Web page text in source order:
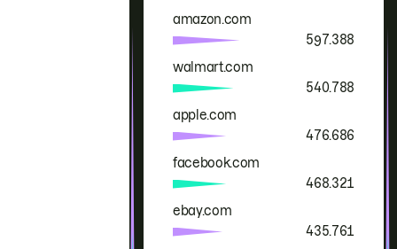
amazon.com
597.388
walmart.com
540.788
apple.com
476.686
facebook.com
468.321
ebay.com
435.761